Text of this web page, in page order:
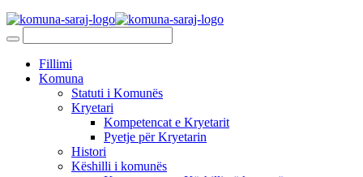
Fillimi
Komuna
Statuti i Komunës
Kryetari
Kompetencat e Kryetarit
Pyetje për Kryetarin
Histori
Këshilli i komunës